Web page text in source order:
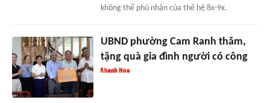
không thể phủ nhận của thế hệ 8x-9x.
UBND phường Cam Ranh thăm,
tặng quà gia đình người có công